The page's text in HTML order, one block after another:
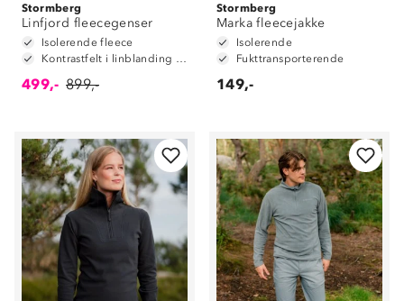
Stormberg
Linfjord fleecegenser
Isolerende fleece
Kontrastfelt i linblanding på albuene
499,- 899,-
Stormberg
Marka fleecejakke
Isolerende
Fukttransporterende
149,-